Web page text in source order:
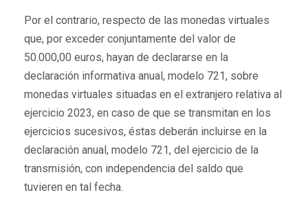
Por el contrario, respecto de las monedas virtuales
que, por exceder conjuntamente del valor de
50.000,00 euros, hayan de declararse en la
declaración informativa anual, modelo 721, sobre
monedas virtuales situadas en el extranjero relativa al
ejercicio 2023, en caso de que se transmitan en los
ejercicios sucesivos, éstas deberán incluirse en la
declaración anual, modelo 721, del ejercicio de la
transmisión, con independencia del saldo que
tuvieren en tal fecha.